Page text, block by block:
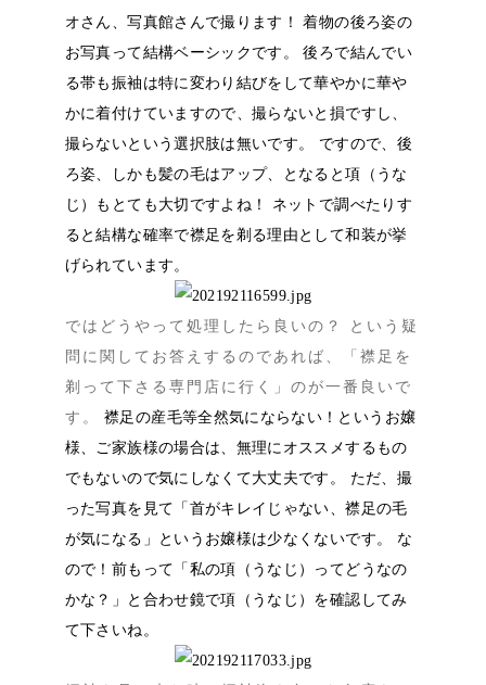
オさん、写真館さんで撮ります！ 着物の後ろ姿の
お写真って結構ベーシックです。 後ろで結んでい
る帯も振袖は特に変わり結びをして華やかに華や
かに着付けていますので、撮らないと損ですし、
撮らないという選択肢は無いです。 ですので、後
ろ姿、しかも髪の毛はアップ、となると項（うな
じ）もとても大切ですよね！ ネットで調べたりす
ると結構な確率で襟足を剃る理由として和装が挙
げられています。
ではどうやって処理したら良いの？ という疑
問に関してお答えするのであれば、「襟足を
剃って下さる専門店に行く」のが一番良いで
す。
襟足の産毛等全然気にならない！というお嬢
様、ご家族様の場合は、無理にオススメするもの
でもないので気にしなくて大丈夫です。 ただ、撮
った写真を見て「首がキレイじゃない、襟足の毛
が気になる」というお嬢様は少なくないです。 な
ので！前もって「私の項（うなじ）ってどうなの
かな？」と合わせ鏡で項（うなじ）を確認してみ
て下さいね。